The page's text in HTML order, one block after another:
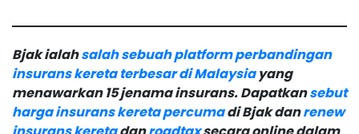
Bjak ialahsalah sebuah platform perbandingan
insurans kereta terbesar di Malaysiayang
menawarkan 15 jenama insurans. Dapatkansebut
harga insurans kereta percumadi Bjak danrenew